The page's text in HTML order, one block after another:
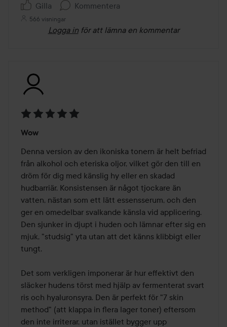
Gilla
Kommentera
566 visningar
Logga in för att lämna en kommentar
5
av
5
Wow
Denna version av den ikoniska tonern är helt befriad
från alkohol och eteriska oljor, vilket gör den till en
dröm för dig med känslig hy eller en skadad
hudbarriär. Konsistensen är något tjockare än
vatten, nästan som ett lätt essensserum, och den
ger en omedelbar svalkande känsla vid applicering.
Den sjunker in djupt i huden och lämnar efter sig en
mjuk, "studsig" yta utan att det känns klibbigt eller
tungt.
Det som verkligen imponerar är hur effektivt den
släcker hudens törst med hjälp av fermenterat svart
ris och hyaluronsyra. Den är perfekt för "7 skin
method" (att klappa in flera lager toner) eftersom
den inte irriterar, utan istället bygger upp